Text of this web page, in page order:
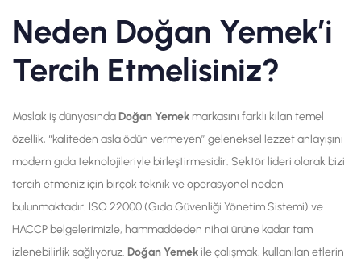
Neden Doğan Yemek’i
Tercih Etmelisiniz?
Maslak iş dünyasında Doğan Yemek markasını farklı kılan temel
özellik, “kaliteden asla ödün vermeyen” geleneksel lezzet anlayışını
modern gıda teknolojileriyle birleştirmesidir. Sektör lideri olarak bizi
tercih etmeniz için birçok teknik ve operasyonel neden
bulunmaktadır. ISO 22000 (Gıda Güvenliği Yönetim Sistemi) ve
HACCP belgelerimizle, hammaddeden nihai ürüne kadar tam
izlenebilirlik sağlıyoruz. Doğan Yemek ile çalışmak; kullanılan etlerin